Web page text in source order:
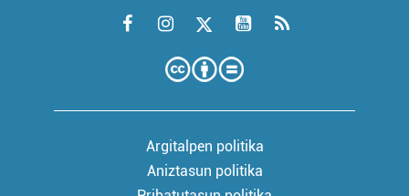
Argitalpen politika
Aniztasun politika